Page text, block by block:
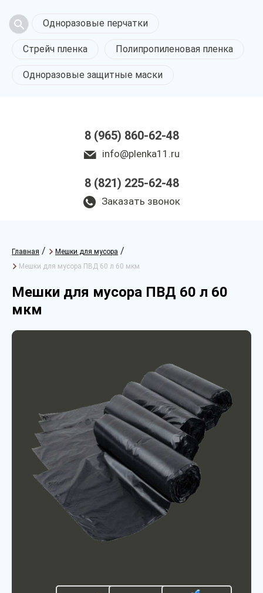
Одноразовые перчатки
Стрейч пленка Полипропиленовая пленка
Одноразовые защитные маски
8 (965) 860-62-48
info@plenka11.ru
8 (821) 225-62-48
Заказать звонок
Главная / Мешки для мусора /
Мешки для мусора ПВД 60 л 60 мкм
Мешки для мусора ПВД 60 л 60
мкм